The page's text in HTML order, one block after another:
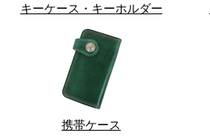
キーケース・キーホルダー
携帯ケース